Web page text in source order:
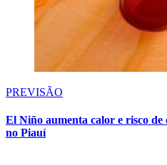
PREVISÃO
El Niño aumenta calor e risco de
no Piauí